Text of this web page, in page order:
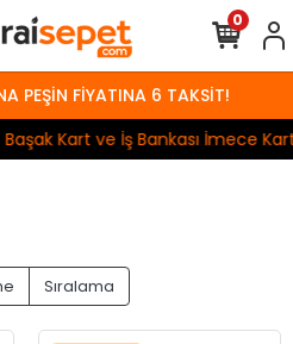
PEŞİN FİYATINA 6 TAKSİT!
Kart ve İş Bankası İmece
0
Sıralama